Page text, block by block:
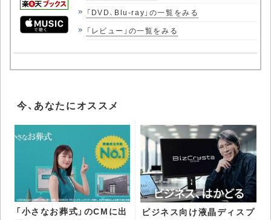
「DVD、Blu-ray」の一覧をみる
「レビュー」の一覧をみる
今、あなたにオススメ
「小さなお葬式」のCMに出
ビジネス向け液晶ディスプ